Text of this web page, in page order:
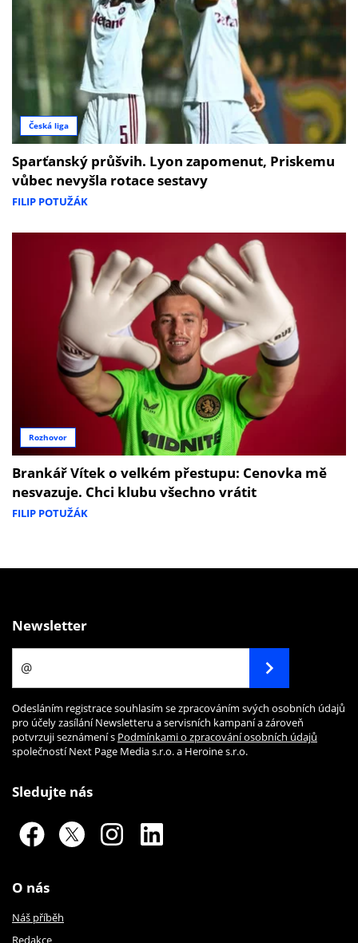
Česká liga
Sparťanský průšvih. Lyon zapomenut, Priskemu
vůbec nevyšla rotace sestavy
FILIP POTUŽÁK
Rozhovor
Brankář Vítek o velkém přestupu: Cenovka mě
nesvazuje. Chci klubu všechno vrátit
FILIP POTUŽÁK
Newsletter
Odesláním registrace souhlasím se zpracováním svých osobních údajů
pro účely zasílání Newsletteru a servisních kampaní a zároveň
potvrzuji seznámení s Podmínkami o zpracování osobních údajů
společností Next Page Media s.r.o. a Heroine s.r.o.
Sledujte nás
O nás
Náš příběh
Redakce